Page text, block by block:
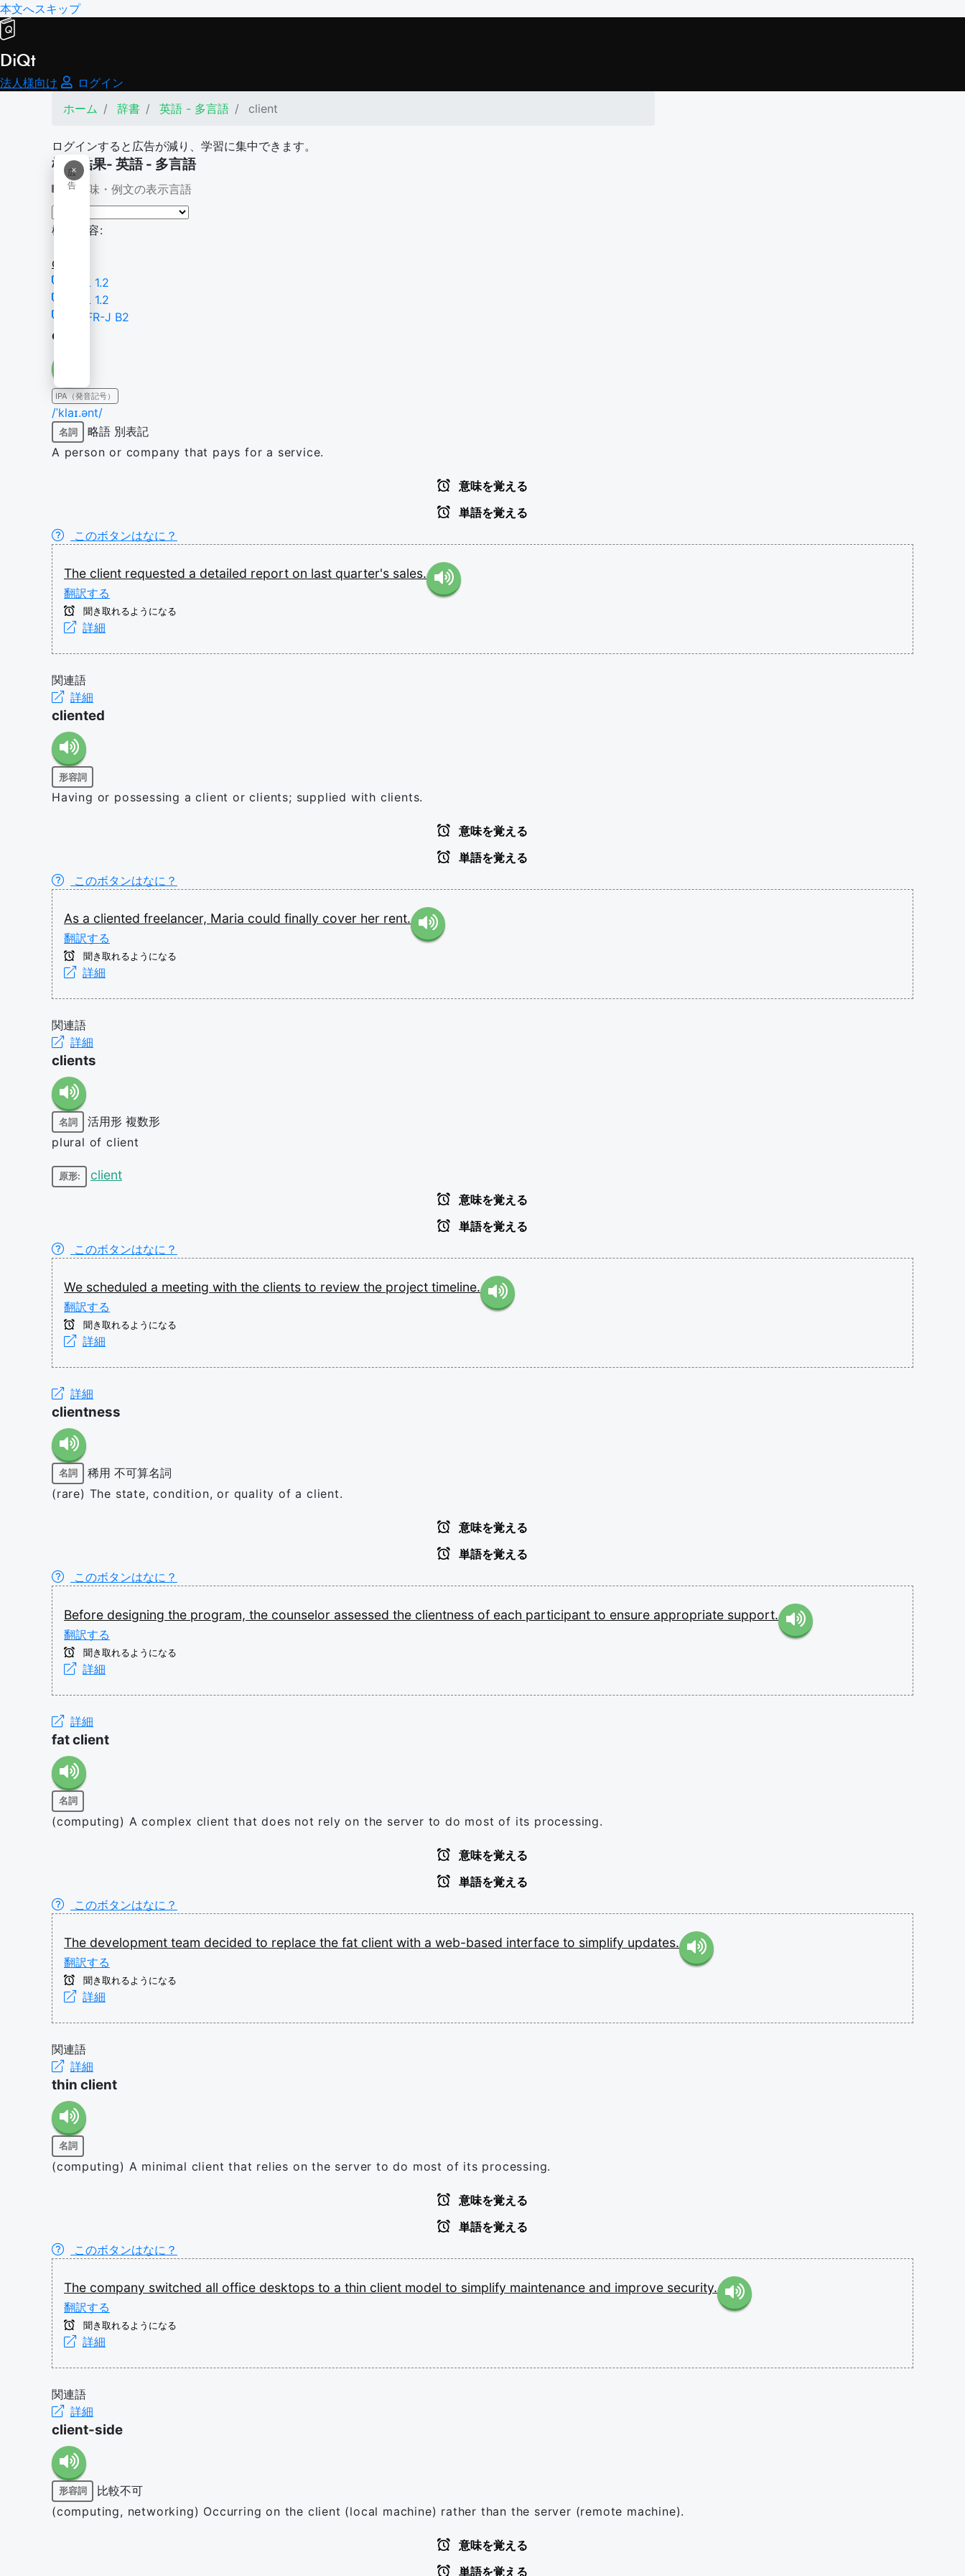
本文へスキップ
DiQt
法人様向け
ログイン
ホーム
辞書 英語 - 多言語 client
ログインすると広告が減り、学習に集中できます。
×
広
告
検索結果- 英語 - 多言語
意味・例文の表示言語
検索内容:
client
TSL 1.2
BSL 1.2
CEFR-J B2
client
IPA（発音記号）
/ˈklaɪ.ənt/
名詞 略語 別表記
A person or company that pays for a service.
意味を覚える
単語を覚える
このボタンはなに？
The client requested a detailed report on last quarter's sales.
翻訳する
聞き取れるようになる
詳細
関連語
詳細
cliented
形容詞
Having or possessing a client or clients; supplied with clients.
意味を覚える
単語を覚える
このボタンはなに？
As a cliented freelancer, Maria could finally cover her rent.
翻訳する
聞き取れるようになる
詳細
関連語
詳細
clients
名詞 活用形 複数形
plural of client
原形: client
意味を覚える
単語を覚える
このボタンはなに？
We scheduled a meeting with the clients to review the project timeline.
翻訳する
聞き取れるようになる
詳細
詳細
clientness
名詞 稀用 不可算名詞
(rare) The state, condition, or quality of a client.
意味を覚える
単語を覚える
このボタンはなに？
Before designing the program, the counselor assessed the clientness of each participant to ensure appropriate support.
翻訳する
聞き取れるようになる
詳細
詳細
fat client
名詞
(computing) A complex client that does not rely on the server to do most of its processing.
意味を覚える
単語を覚える
このボタンはなに？
The development team decided to replace the fat client with a web-based interface to simplify updates.
翻訳する
聞き取れるようになる
詳細
関連語
詳細
thin client
名詞
(computing) A minimal client that relies on the server to do most of its processing.
意味を覚える
単語を覚える
このボタンはなに？
The company switched all office desktops to a thin client model to simplify maintenance and improve security.
翻訳する
聞き取れるようになる
詳細
関連語
詳細
client-side
形容詞
比較不可
(computing, networking) Occurring on the client (local machine) rather than the server (remote machine).
意味を覚える
単語を覚える